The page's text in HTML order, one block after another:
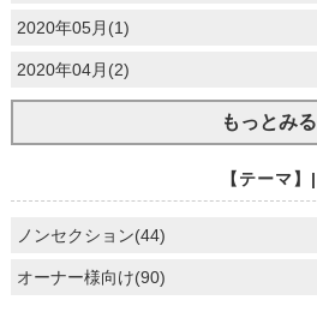
2020年05月(1)
2020年04月(2)
もっとみる
【テーマ】|
ノンセクション(44)
オーナー様向け(90)